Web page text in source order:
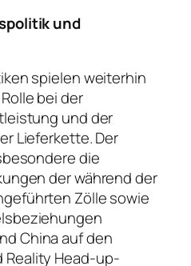
und
spielen weiterhin
bei der
und der
Lieferkette. Der
die
der während der
Zölle sowie
China auf den
Head-up-